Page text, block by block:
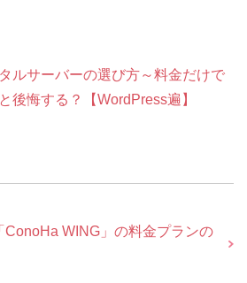
ルサーバーの選び方～料金だけで
後悔する？【WordPress遍】
ConoHa WING」の料金プランの